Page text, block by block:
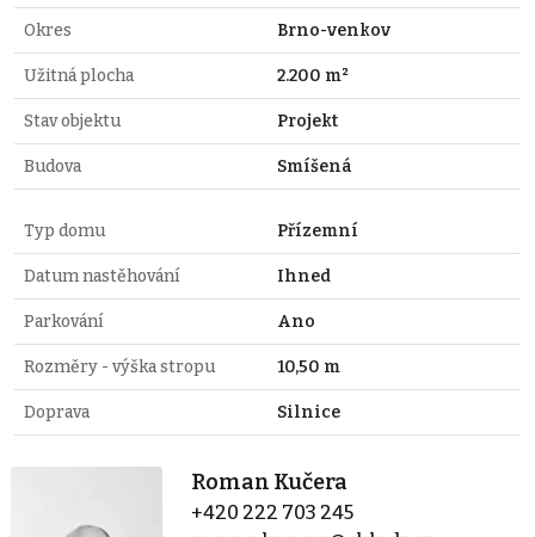
Okres Brno-venkov
Užitná plocha 2.200 m²
Stav objektu Projekt
Budova Smíšená
Typ domu Přízemní
Datum nastěhování Ihned
Parkování Ano
Rozměry - výška stropu 10,50 m
Doprava Silnice
Roman Kučera
+420 222 703 245